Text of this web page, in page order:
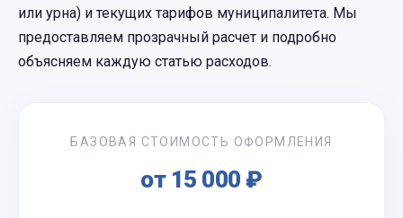
или урна) и текущих тарифов муниципалитета. Мы
предоставляем прозрачный расчет и подробно
объясняем каждую статью расходов.
БАЗОВАЯ СТОИМОСТЬ ОФОРМЛЕНИЯ
от 15 000 ₽